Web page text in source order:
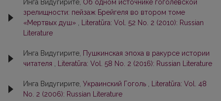
Инга Видугирите, Об одном источнике гоголевской
зрелищности: пейзаж Брейгеля во втором томе
«Мертвых душ»
Literatūra: Vol. 52 No. 2 (2010): Russian
Literature
Инга Видугирите, Пушкинская эпоха в ракурсе истории
читателя
Literatūra: Vol. 58 No. 2 (2016): Russian Literature
Инга Видугирите, Украинский Гоголь
Literatūra: Vol. 48
No. 2 (2006): Russian Literature